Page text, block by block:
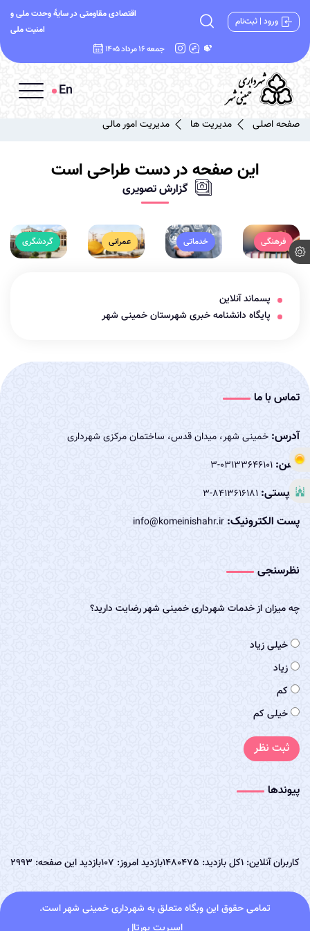
ورود | ثبت‌نام
اقتصادی مقاومتی در سایۀ وحدت ملی و
امنیت ملی
جمعه 16 مرداد 1405
En
صفحه اصلی مدیریت ها مدیریت امور مالی
این صفحه در دست طراحی است
گزارش تصویری
فرهنگی خدماتی عمرانی گردشگری
پسماند آنلاین
پایگاه دانشنامه خبری شهرستان خمینی شهر
تماس با ما
آدرس: خمینی شهر، میدان قدس، ساختمان مرکزی شهرداری
تلفن: 03133646101-3
کدپستی: 8413616181-3
پست الکترونیک: info@komeinishahr.ir
پیوندها
نظرسنجی
چه میزان از خدمات شهرداری خمینی شهر رضایت دارید؟
خیلی زیاد
زیاد
کم
خیلی کم
ثبت نظر
کاربران آنلاین: 1 کل بازدید: 1480475 بازدید امروز: 107 بازدید این صفحه: 2993
تمامی حقوق این وبگاه متعلق به شهرداری خمینی شهر است.